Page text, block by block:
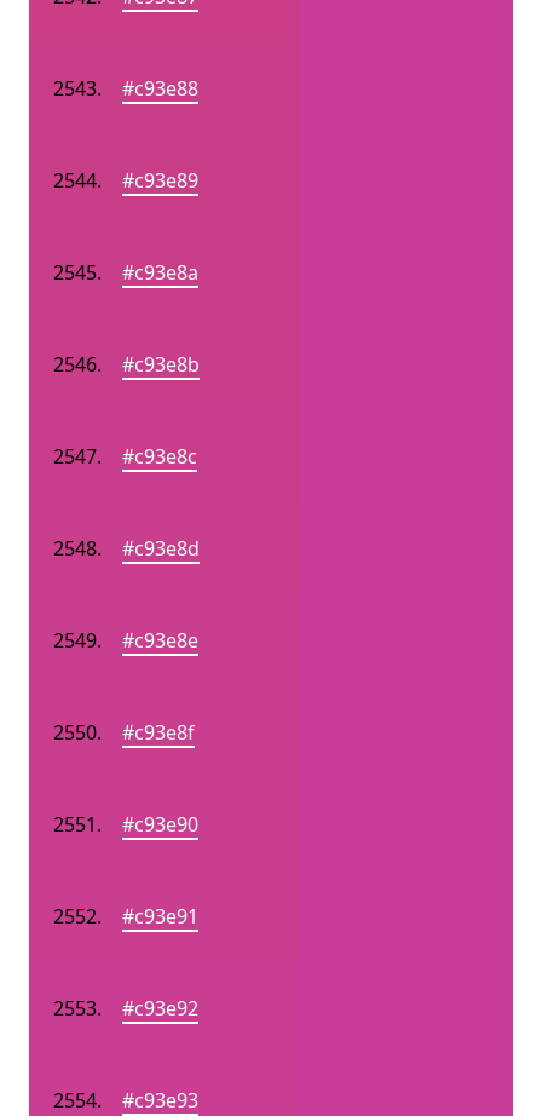
#c93e88
#c93e89
#c93e8a
#c93e8b
#c93e8c
#c93e8d
#c93e8e
#c93e8f
#c93e90
#c93e91
#c93e92
#c93e93